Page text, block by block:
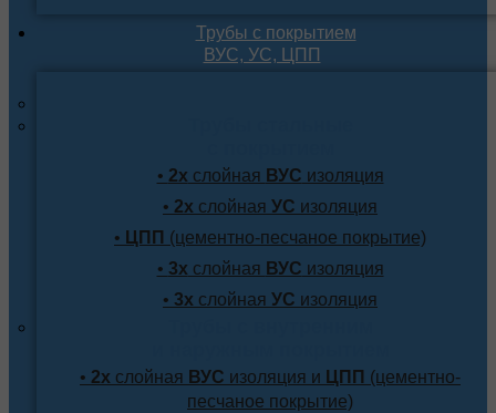
Трубы с покрытием
ВУС, УС, ЦПП
• 2х слойная ВУС изоляция
• 2х слойная УС изоляция
• ЦПП (цементно-песчаное покрытие)
• 3х слойная ВУС изоляция
• 3х слойная УС изоляция
• 2х слойная ВУС изоляция и ЦПП (цементно-
песчаное покрытие)